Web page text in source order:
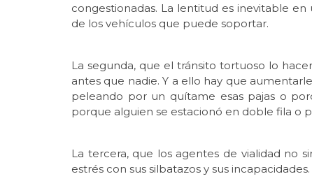
congestionadas. La lentitud es inevitable
de los vehículos que puede soportar.
La segunda, que el tránsito tortuoso lo
antes que nadie. Y a ello hay que
peleando por un quítame esas pajas o
porque alguien se estacionó en doble fila o
La tercera, que los agentes de vialidad no
estrés con sus silbatazos y sus incapacidades.